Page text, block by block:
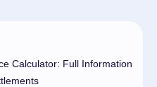
Calculator: Full Information